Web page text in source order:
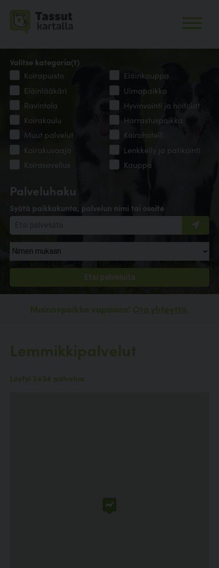
Palveluhaku
Syötä paikkakunta, palvelun nimi tai osoite
Valitse kategoria(t)
Koirapuisto
Eläinkauppa
Eläinlääkäri
Uimapaikka
Ravintola
Hyvinvointi ja hoitolat
Koirakoulu
Harrastuspaikka
Muut palvelut
Koirahotelli
Koirakuvaaja
Lenkkeily ja patikointi
Koirasovellus
Kauppa
Mainospaikka vapaana! Ota yhteyttä.
Lemmikkipalvelut
Löytyi 2494 palvelua